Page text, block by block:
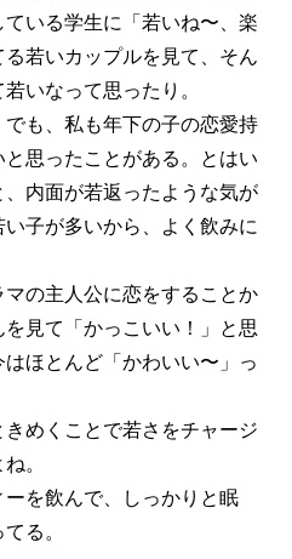
いる学生に「若いね〜、楽
若いカップルを見て、そん
いなって思ったり。
も、私も年下の子の恋愛持
思ったことがある。とはい
内面が若返ったような気が
子が多いから、よく飲みに
の主人公に恋をすることか
見て「かっこいい！」と思
ほとんど「かわいい〜」っ
めくことで若さをチャージ
。
を飲んで、しっかりと眠
る。